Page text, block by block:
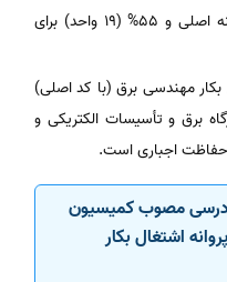
مشخص شده‌اند برای دریافت پروانه اصلی و 55% (19 واحد) برای
بکار مهندسی برق (با کد اصلی)
برق و تأسیسات الکتریکی و
حفاظت اجباری است.
درسی مصوب کمیسیون
پروانه اشتغال بکار